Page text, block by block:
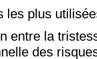
les plus
entre la
des